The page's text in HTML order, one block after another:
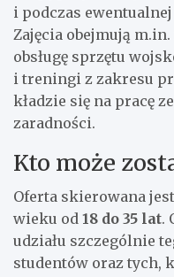
i podczas
Zajęcia obejmują
obsługę sprzętu
i treningi z zakresu
kładzie się na pracę
zaradności.
Kto może
Oferta skierowana
wieku od 18 do 35 lat.
udziału szczególnie
studentów oraz tych,